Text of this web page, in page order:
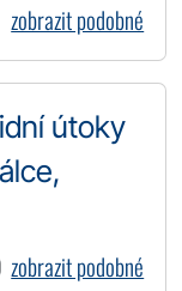
zobrazit podobné
útoky
zobrazit podobné